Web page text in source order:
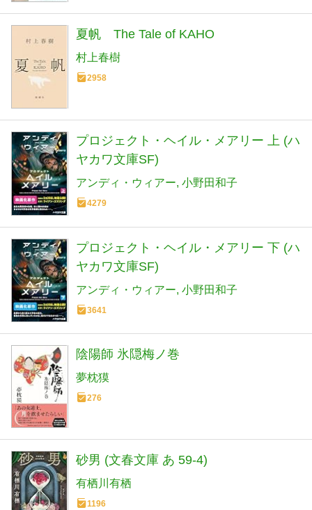
夏帆 The Tale of KAHO
村上春樹
2958
プロジェクト・ヘイル・メアリー 上 (ハ
ヤカワ文庫SF)
アンディ・ウィアー 小野田和子
4279
プロジェクト・ヘイル・メアリー 下 (ハ
ヤカワ文庫SF)
アンディ・ウィアー 小野田和子
3641
陰陽師 氷隠梅ノ巻
夢枕獏
276
砂男 (文春文庫 あ 59-4)
有栖川有栖
1196